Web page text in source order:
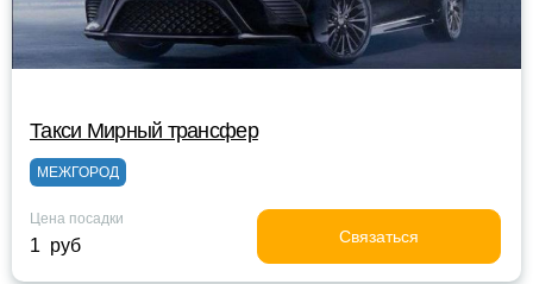
Такси Мирный трансфер
МЕЖГОРОД
Цена посадки
1 руб Связаться